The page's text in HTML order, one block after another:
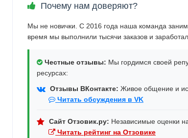
Почему нам доверяют?
Мы не новички. С 2016 года наша команда
время мы выполнили тысячи заказов и
Честные отзывы: Мы гордимся своей
ресурсах:
Отзывы ВКонтакте: Живое общение и
Читать обсуждения в VK
Сайт Отзовик.ру: Независимые оценки
Читать рейтинг на Отзовике